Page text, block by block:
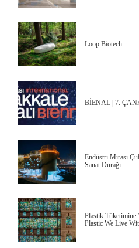
Loop Biotech
BİENAL | 7.
Endüstri Mirası
Sanat Durağı
Plastik Tüketimine
Plastic We Live